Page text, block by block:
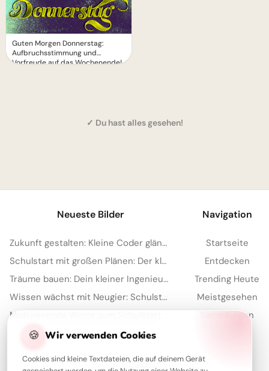
Guten Morgen Donnerstag:
Aufbruchsstimmung und
Vorfreude auf das Wochenende!
✓ Du hast alles gesehen!
🍪 Wir verwenden Cookies
Cookies sind kleine Textdateien, die auf deinem Gerät
Neueste Bilder
Zukunft gestalten: Kleine Coder glänzen für Instagram
Schulstart mit großen Plänen: Der kleine Architekt erobert Pinterest!
Träume bauen: Dein kleiner Ingenieur startet durch – perfekt für WhatsApp!
Wissen wächst mit Neugier: Schulstart-Impulse, perfekt für Threads
Navigation
Startseite
Entdecken
Trending Heute
Meistgesehen
Sammlungen